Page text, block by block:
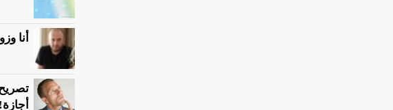
أنا
أجازة!